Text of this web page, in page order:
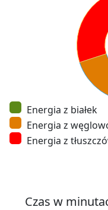
Energia z białek
Energia z
Energia z
Czas w